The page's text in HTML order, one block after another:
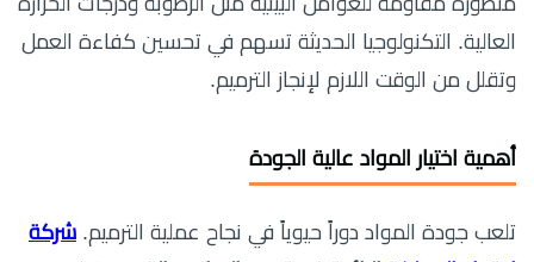
العالية. التكنولوجيا الحديثة تسهم في تحسين كفاءة العمل
وتقلل من الوقت اللازم لإنجاز الترميم.
أهمية اختيار المواد عالية الجودة
تلعب جودة المواد دوراً حيوياً في نجاح عملية الترميم. شركة